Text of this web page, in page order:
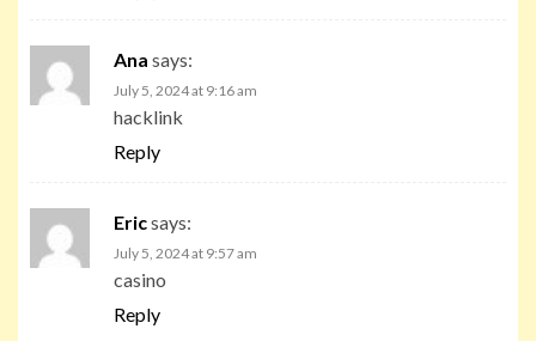
Ana says:
July 5, 2024 at 9:16 am
hacklink
Reply
Ericsays:
July 5, 2024 at 9:57 am
casino
Reply